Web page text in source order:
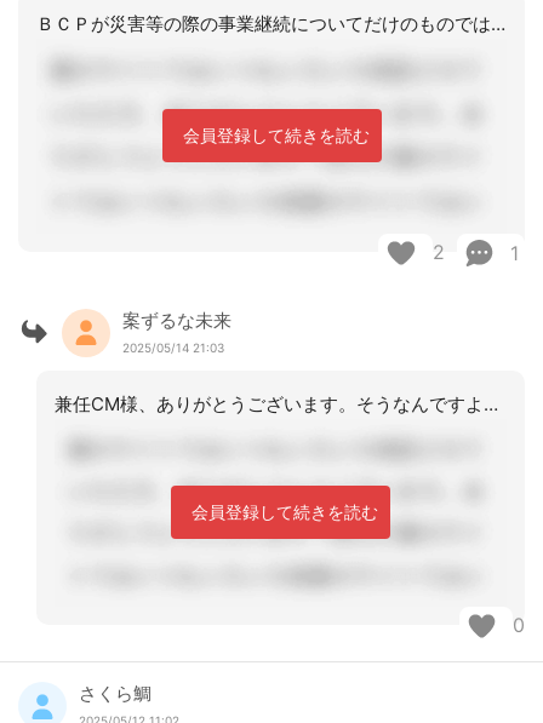
ＢＣＰが災害等の際の事業継続についてだけのものではなく、今回のような状況の中でも
会員登録して続きを読む
2 1
案ずるな未来
2025/05/14 21:03
兼任CM様、ありがとうございます。そうなんですよね、BCP業務継続計画がそのため
会員登録して続きを読む
0
さくら鯛